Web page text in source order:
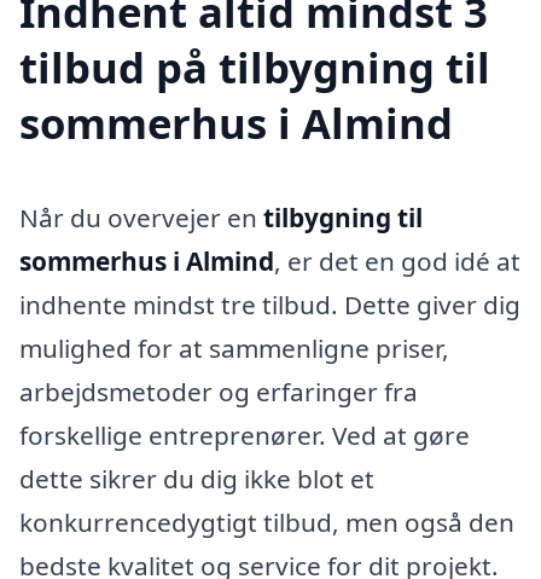
tilbud på tilbygning til
sommerhus i Almind
Når du overvejer en tilbygning til
sommerhus i Almind, er det en god idé at
indhente mindst tre tilbud. Dette giver dig
mulighed for at sammenligne priser,
arbejdsmetoder og erfaringer fra
forskellige entreprenører. Ved at gøre
dette sikrer du dig ikke blot et
konkurrencedygtigt tilbud, men også den
bedste kvalitet og service for dit projekt.